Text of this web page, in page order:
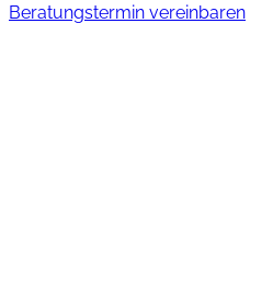
Beratungstermin vereinbaren